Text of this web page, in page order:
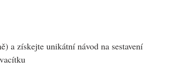
a získejte unikátní návod na sestavení